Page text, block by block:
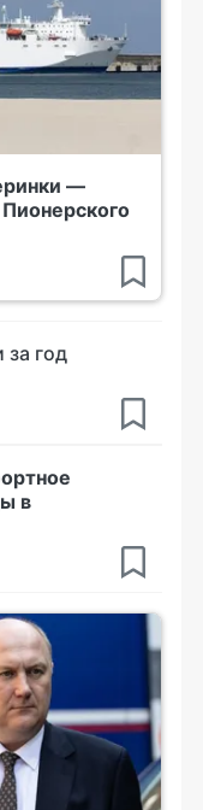
—
за год
в